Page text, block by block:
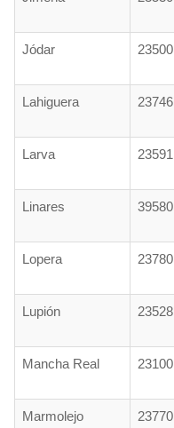
Jódar 23500
Lahiguera 23746
Larva 23591
Linares 39580
Lopera 23780
Lupión 23528
Mancha Real 23100
Marmolejo 23770